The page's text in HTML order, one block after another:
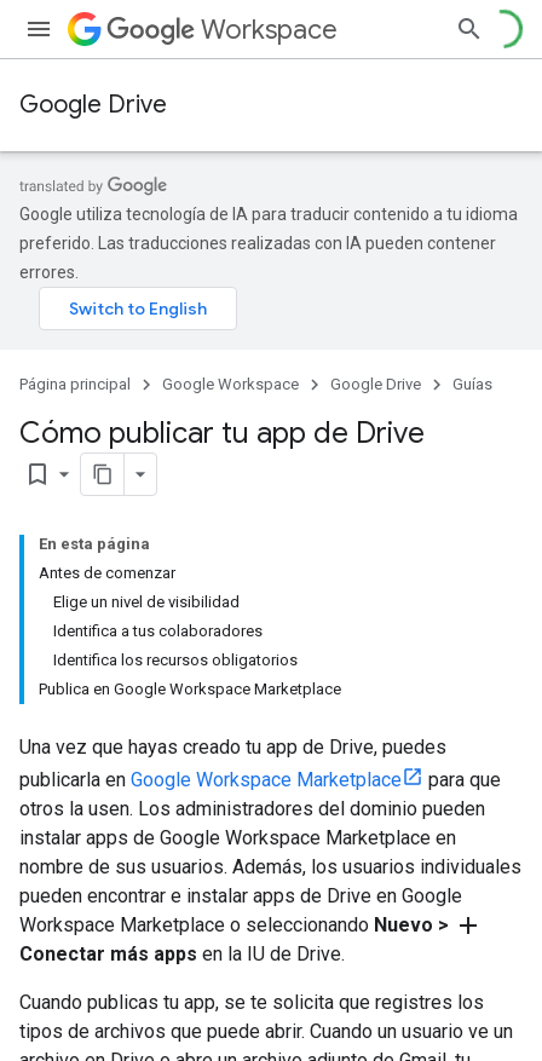
Workspace
Google Drive
Google utiliza tecnología de IA para traducir contenido a tu idioma
preferido. Las traducciones realizadas con IA pueden contener
errores.
Página principal Google Workspace Google Drive Guías
Cómo publicar tu app de Drive
bookmark_border
En esta página
Antes de comenzar
Elige un nivel de visibilidad
Identifica a tus colaboradores
Identifica los recursos obligatorios
Publica en Google Workspace Marketplace
Una vez que hayas creado tu app de Drive, puedes
publicarla en Google Workspace Marketplace
para que
otros la usen. Los administradores del dominio pueden
instalar apps de Google Workspace Marketplace en
nombre de sus usuarios. Además, los usuarios individuales
pueden encontrar e instalar apps de Drive en Google
Workspace Marketplace o seleccionando Nuevo > add
Conectar más apps en la IU de Drive.
Cuando publicas tu app, se te solicita que registres los
tipos de archivos que puede abrir. Cuando un usuario ve un